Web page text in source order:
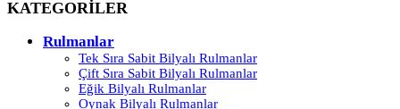
KATEGORİLER
Rulmanlar
Tek Sıra Sabit Bilyalı Rulmanlar
Çift Sıra Sabit Bilyalı Rulmanlar
Eğik Bilyalı Rulmanlar
Oynak Bilyalı Rulmanlar